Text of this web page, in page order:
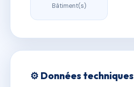
Bâtiment(s)
⚙️ Données techniques